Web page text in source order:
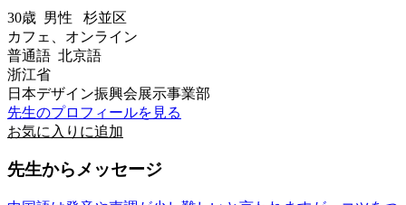
30歳 男性 杉並区
カフェ、オンライン
普通語 北京語
浙江省
日本デザイン振興会展示事業部
先生のプロフィールを見る
お気に入りに追加
先生からメッセージ